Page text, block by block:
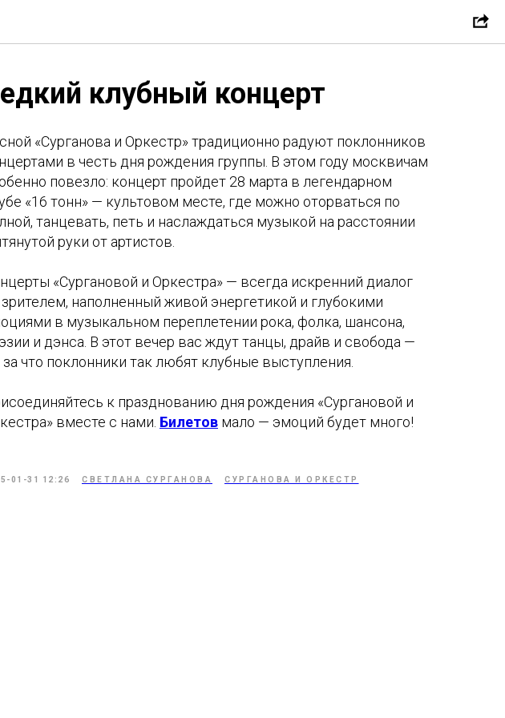
клубный концерт
«Сурганова и Оркестр» традиционно радуют поклонников
в честь дня рождения группы. В этом году москвичам
повезло: концерт пройдет 28 марта в легендарном
«16 тонн» — культовом месте, где можно оторваться по
танцевать, петь и наслаждаться музыкой на расстоянии
руки от артистов.
«Сургановой и Оркестра» — всегда искренний диалог
наполненный живой энергетикой и глубокими
в музыкальном переплетении рока, фолка, шансона,
и дэнса. В этот вечер вас ждут танцы, драйв и свобода —
за что поклонники так любят клубные выступления.
к празднованию дня рождения «Сургановой и
вместе с нами. Билетов мало — эмоций будет много!
01-31 12:26 СВЕТЛАНА СУРГАНОВА СУРГАНОВА И ОРКЕСТР